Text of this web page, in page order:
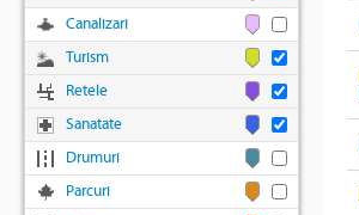
Canalizari
Turism
Retele
Sanatate
Drumuri
Parcuri